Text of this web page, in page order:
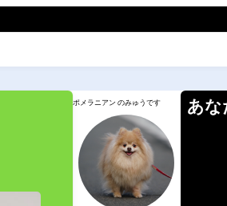
ポメラニアン のみゅうです あな